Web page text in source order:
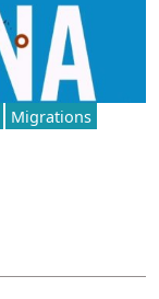
Migrations